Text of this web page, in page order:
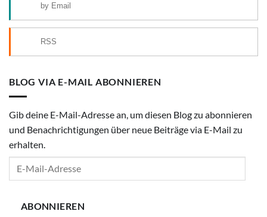
by Email
RSS
BLOG VIA E-MAIL ABONNIEREN
Gib deine E-Mail-Adresse an, um diesen Blog zu abonnieren
und Benachrichtigungen über neue Beiträge via E-Mail zu
erhalten.
ABONNIEREN